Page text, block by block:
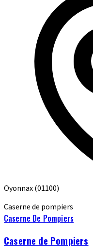
Oyonnax(01100)
Caserne de pompiers
Caserne De Pompiers
Caserne de Pompiers